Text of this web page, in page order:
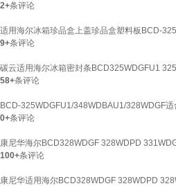
2+条评论
适用海尔冰箱珍品盒上盖珍品盒塑料板BCD-
9+条评论
碳云适用海尔冰箱密封条BCD325WDGFU1
58+条评论
BCD-325WDGFU1/348WDBAU1/328WDGF
0+条评论
康尼华海尔BCD328WDGF 328WDPD
100+条评论
康尼华适用海尔BCD328WDGF 328WDPD